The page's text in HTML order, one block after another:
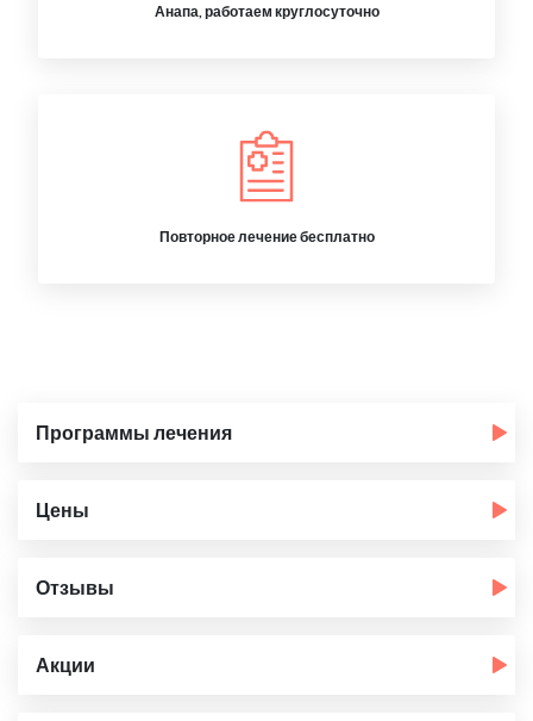
Анапа, работаем круглосуточно
Повторное лечение бесплатно
Программы лечения
Цены
Отзывы
Акции